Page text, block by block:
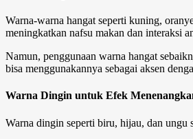
Warna-warna hangat seperti kuning,
meningkatkan nafsu makan dan interaksi
Namun, penggunaan warna hangat
bisa menggunakannya sebagai aksen
Warna Dingin untuk Efek
Warna dingin seperti biru, hijau, dan ungu